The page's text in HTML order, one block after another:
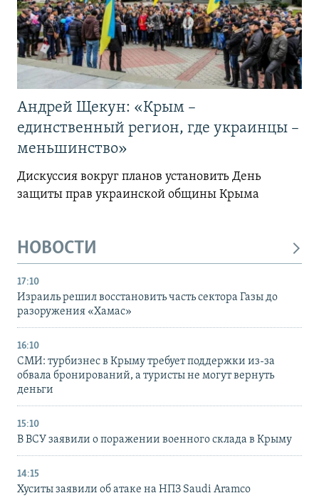
Андрей Щекун: «Крым –
единственный регион, где украинцы –
меньшинство»
Дискуссия вокруг планов установить День
защиты прав украинской общины Крыма
НОВОСТИ
17:10
Израиль решил восстановить часть сектора Газы до
разоружения «Хамас»
16:10
СМИ: турбизнес в Крыму требует поддержки из-за
обвала бронирований, а туристы не могут вернуть
деньги
15:10
В ВСУ заявили о поражении военного склада в Крыму
14:15
Хуситы заявили об атаке на НПЗ Saudi Aramco